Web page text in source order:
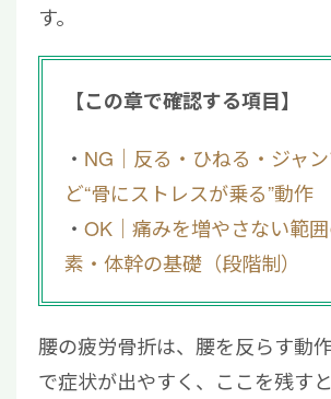
す。
【この章で確認する項目】
NG｜反る・ひねる・ジャ
ど“骨にストレスが乗る”動作
OK｜痛みを増やさない範
素・体幹の基礎（段階制）
腰の疲労骨折は、腰を反らす動
で症状が出やすく、ここを残す